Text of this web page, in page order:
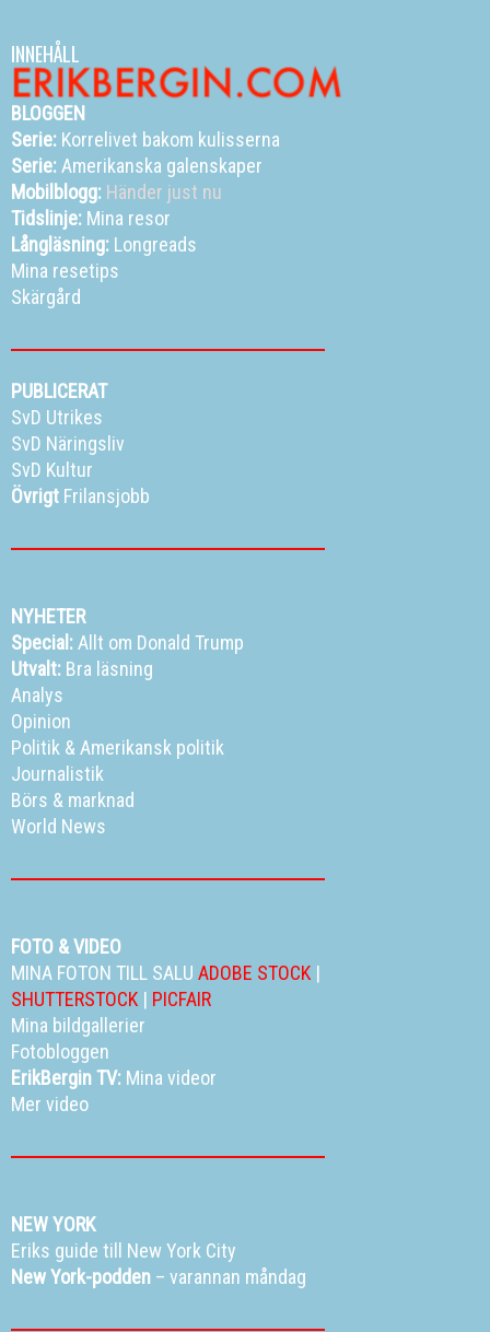
INNEHÅLL
BLOGGEN
Serie: Korrelivet bakom kulisserna
Serie:Amerikanska galenskaper
Mobilblogg: Händer just nu
Tidslinje: Mina resor
Långläsning: Longreads
Mina resetips
Skärgård
PUBLICERAT
SvD Utrikes
SvD Näringsliv
SvD Kultur
Övrigt Frilansjobb
NYHETER
Special:Allt om Donald Trump
Utvalt: Bra läsning
Analys
Opinion
Politik & Amerikansk politik
Journalistik
Börs & marknad
World News
FOTO & VIDEO
MINA FOTON TILL SALU ADOBE STOCK |
SHUTTERSTOCK | PICFAIR
Mina bildgallerier
Fotobloggen
ErikBergin TV: Mina videor
Mer video
NEW YORK
Eriks guide till New York City
New York-podden – varannan måndag